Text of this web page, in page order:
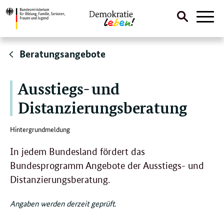
Direktlink:
Suche
Beratungsangebote
Ausstiegs- und
Distanzierungsberatung
Hintergrundmeldung
In jedem Bundesland fördert das
Bundesprogramm Angebote der Ausstiegs- und
Distanzierungsberatung.
Angaben werden derzeit geprüft.